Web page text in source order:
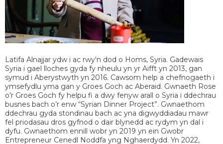
Latifa Alnajjar ydw i ac rwy'n dod o Homs, Syria. Gadewais
Syria i gael lloches gyda fy nheulu yn yr Aifft yn 2013, gan
symud i Aberystwyth yn 2016. Cawsom help a chefnogaeth i
ymsefydlu yma gan y Groes Goch ac Aberaid. Gwnaeth Rose
o’r Groes Goch fy helpu fi a dwy fenyw arall o Syria i ddechrau
busnes bach o’r enw “Syrian Dinner Project”. Gwnaethom
ddechrau gyda stondinau bach ac yna digwyddiadau mawr
fel priodasau dros gyfnod o dair blynedd ac rydym yn dal i
dyfu. Gwnaethom ennill wobr yn 2019 yn ein Gwobr
Entrepreneur Cenedl Noddfa yng Nghaerdydd. Yn 2022,